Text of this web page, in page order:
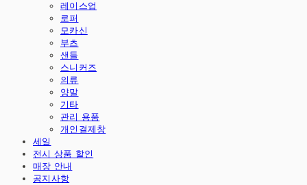
레이스업
로퍼
모카신
부츠
샌들
스니커즈
의류
양말
기타
관리 용품
개인결제창
세일
전시 상품 할인
매장 안내
공지사항